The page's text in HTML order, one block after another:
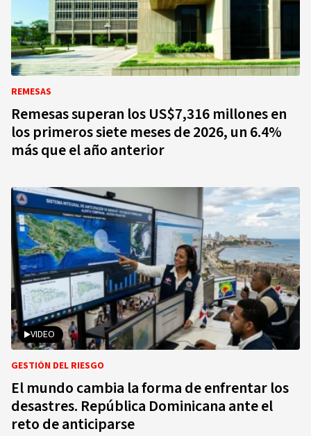
REMESAS
Remesas superan los US$7,316 millones en
los primeros siete meses de 2026, un 6.4%
más que el año anterior
VIDEO
GESTIÓN DEL RIESGO
El mundo cambia la forma de enfrentar los
desastres. República Dominicana ante el
reto de anticiparse